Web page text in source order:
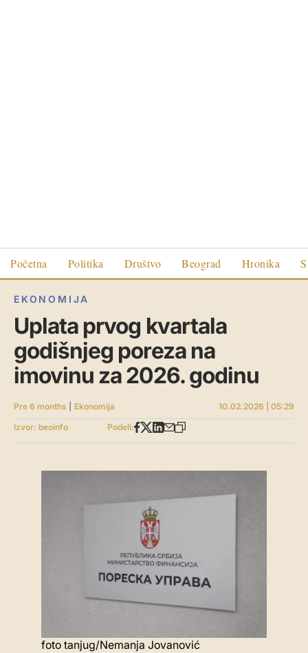
Početna Politika Društvo Beograd Hronika
EKONOMIJA
Uplata prvog kvartala
godišnjeg poreza na
imovinu za 2026. godinu
Pre 6 months Ekonomija
10.02.2026 | 05:29
Izvor: beoinfo
Podeli:
foto tanjug/Nemanja Jovanović